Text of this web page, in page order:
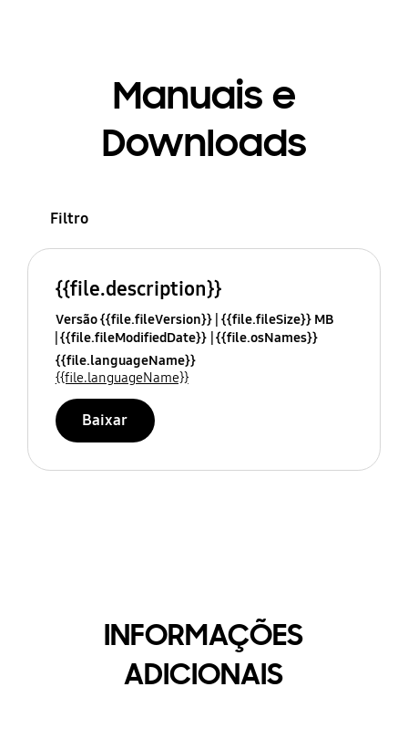
Manuais e
Downloads
Filtro
{{file.description}}
Versão {{file.fileVersion}} {{file.fileSize}} MB
{{file.fileModifiedDate}} {{file.osNames}}
{{file.languageName}}
{{file.languageName}}
Baixar
INFORMAÇÕES
ADICIONAIS